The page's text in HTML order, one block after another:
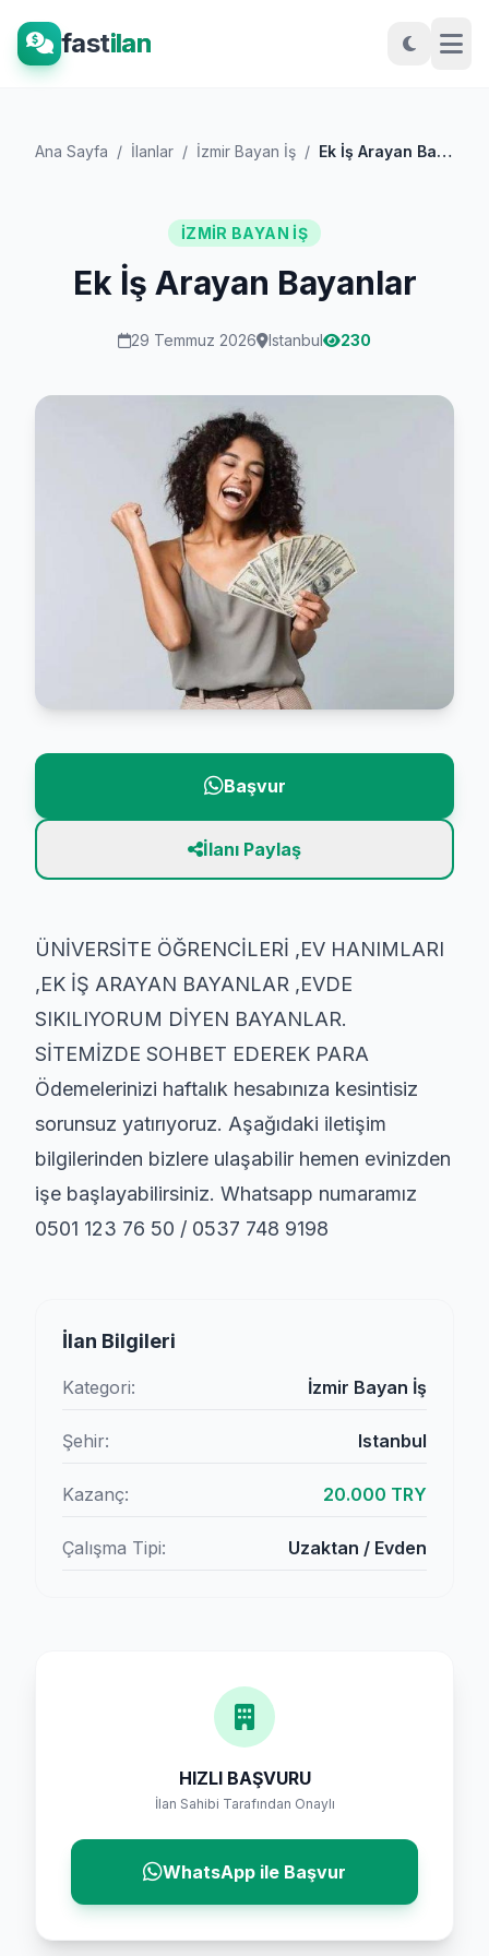
fastilan
Ana Sayfa / İlanlar / İzmir Bayan İş / Ek İş Arayan Bayanlar
İZMIR BAYAN İŞ
Ek İş Arayan Bayanlar
29 Temmuz 2026 Istanbul 230
Başvur
İlanı Paylaş
ÜNİVERSİTE ÖĞRENCİLERİ ,EV HANIMLARI
,EK İŞ ARAYAN BAYANLAR ,EVDE
SIKILIYORUM DİYEN BAYANLAR.
SİTEMİZDE SOHBET EDEREK PARA
Ödemelerinizi haftalık hesabınıza kesintisiz
sorunsuz yatırıyoruz. Aşağıdaki iletişim
bilgilerinden bizlere ulaşabilir hemen evinizden
işe başlayabilirsiniz. Whatsapp numaramız
0501 123 76 50 / 0537 748 9198
İlan Bilgileri
Kategori: İzmir Bayan İş
Şehir: Istanbul
Kazanç: 20.000 TRY
Çalışma Tipi: Uzaktan / Evden
HIZLI BAŞVURU
İlan Sahibi Tarafından Onaylı
WhatsApp ile Başvur